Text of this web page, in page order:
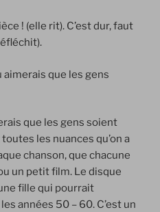
! (elle rit). C’est dur, faut
aimerais que les gens
que les gens soient
les nuances qu’on a
chanson, que chacune
un petit film. Le disque
fille qui pourrait
années 50 – 60. C’est un